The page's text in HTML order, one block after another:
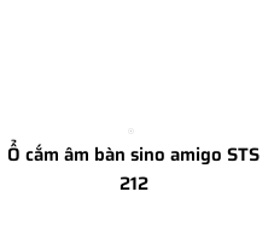
Ổ cắm âm bàn sino amigo STS
212